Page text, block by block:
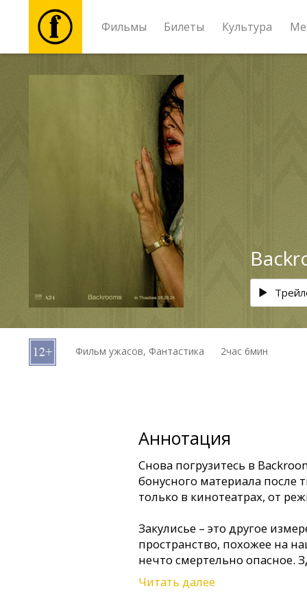
Фильмы Билеты Культура
Фильмы
Кинозакуски
B2B Фильм ужасов, Фантастика 2час 6мин
Аннотация
Снова погрузитесь в
бонусного материала после
только в кинотеатрах, от
Закулисье – это другое
пространство, похожее на
нечто смертельно опасное.
главные страхи и возможно
Читать далее